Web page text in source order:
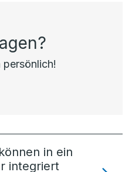
persönlich!
in ein
integriert